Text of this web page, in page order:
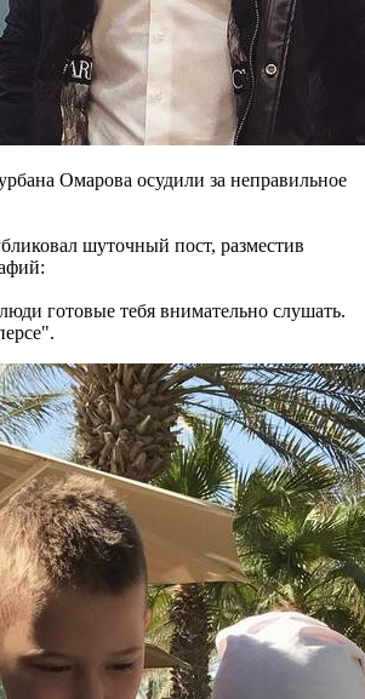
Омарова осудили за неправильное
шуточный пост, разместив
готовые тебя внимательно слушать.